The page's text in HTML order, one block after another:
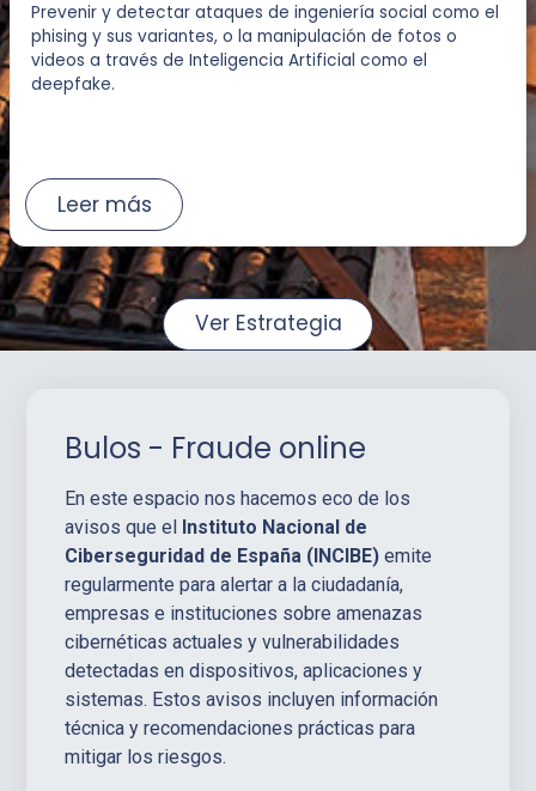
Prevenir y detectar ataques de ingeniería social como el
phising y sus variantes, o la manipulación de fotos o
videos a través de Inteligencia Artificial como el
deepfake.
Leer más
Ver Estrategia
Bulos - Fraude online
En este espacio nos hacemos eco de los
avisos que el Instituto Nacional de
Ciberseguridad de España (INCIBE) emite
regularmente para alertar a la ciudadanía,
empresas e instituciones sobre amenazas
cibernéticas actuales y vulnerabilidades
detectadas en dispositivos, aplicaciones y
sistemas. Estos avisos incluyen información
técnica y recomendaciones prácticas para
mitigar los riesgos.